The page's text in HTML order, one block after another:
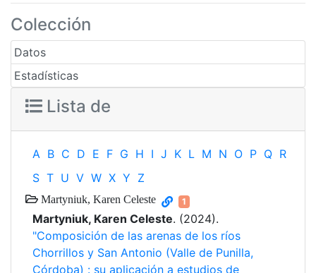
Colección
Datos
Estadísticas
Lista de
A B C D E F G H I J K L M N O P Q R
S T U V W X Y Z
Martyniuk, Karen Celeste 1
Martyniuk, Karen Celeste. (2024).
"Composición de las arenas de los ríos
Chorrillos y San Antonio (Valle de Punilla,
Córdoba) : su aplicación a estudios de